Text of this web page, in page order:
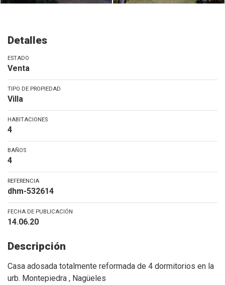
Detalles
ESTADO
Venta
TIPO DE PROPIEDAD
Villa
HABITACIONES
4
BAÑOS
4
REFERENCIA
dhm-532614
FECHA DE PUBLICACIÓN
14.06.20
Descripción
Casa adosada totalmente reformada de 4 dormitorios en la
urb. Montepiedra , Nagüeles